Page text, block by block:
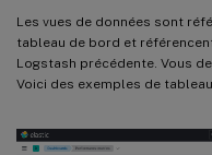
Les vues de données sont
tableau de bord et
Logstash précédente. Vous
Voici des exemples de